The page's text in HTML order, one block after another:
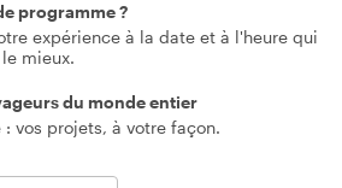
programme ?
expérience à la date et à l'heure qui
mieux.
du monde entier
vos projets, à votre façon.